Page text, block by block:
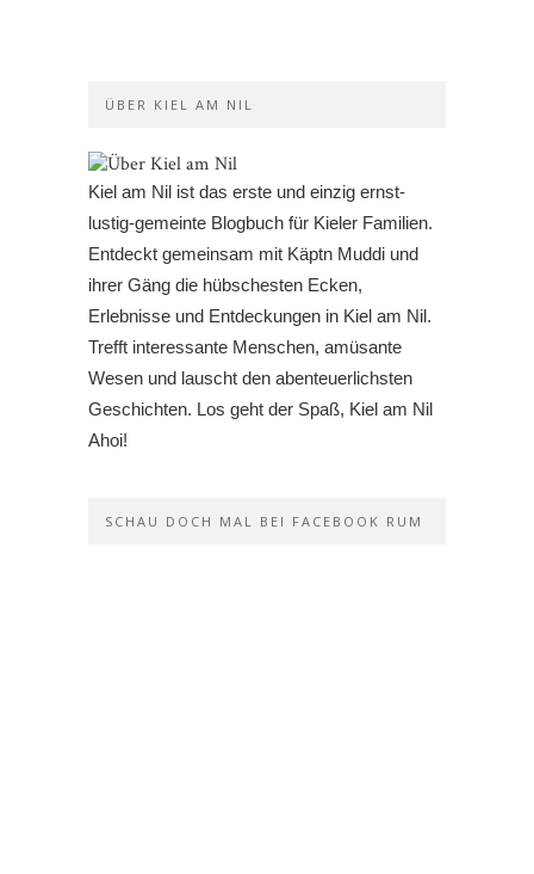
ÜBER KIEL AM NIL
Kiel am Nil ist das erste und einzig ernst-
lustig-gemeinte Blogbuch für Kieler Familien.
Entdeckt gemeinsam mit Käptn Muddi und
ihrer Gäng die hübschesten Ecken,
Erlebnisse und Entdeckungen in Kiel am Nil.
Trefft interessante Menschen, amüsante
Wesen und lauscht den abenteuerlichsten
Geschichten. Los geht der Spaß, Kiel am Nil
Ahoi!
SCHAU DOCH MAL BEI FACEBOOK RUM